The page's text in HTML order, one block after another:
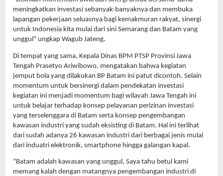
meningkatkan investasi sebanyak-banyaknya dan membuka
lapangan pekerjaan seluasnya bagi kemakmuran rakyat, sinergi
untuk Indonesia kita mulai dari sini Semarang dan Batam yang
unggul" ungkap Wagub Jateng.
Di tempat yang sama, Kepala Dinas BPM PTSP Provinsi Jawa
Tengah Prasetyo Ariwibowo, mengatakan bahwa kegiatan
jemput bola yang dilakukan BP Batam ini patut dicontoh. Selain
momentum untuk bersinergi dalam pendekatan investasi
kegiatan ini menjadi momentum bagi wilayah Jawa Tengah ini
untuk belajar terhadap konsep pelayanan perizinan investasi
yang terselenggara di Batam serta konsep pengembangan
kawasan industri yang sudah eksisting di Batam. Hal ini terlihat
dari sudah adanya 26 kawasan industri dari berbagai jenis mulai
dari induatri elektronik, smartphone hingga galangan kapal.
"Batam adalah kawasan yang unggul, Saya tahu betul kami
memang kalah dengan matangnya pengembangan industri di